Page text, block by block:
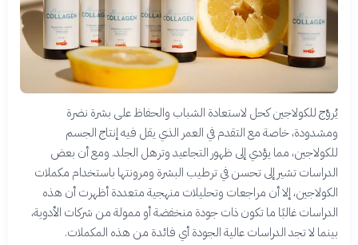
يُروّج للكولاجين كحل لاستعادة الشباب والحفاظ على بشرة نضرة
ومشدودة، خاصة مع التقدم في العمر الذي يقل فيه إنتاج الجسم
للكولاجين، مما يؤدي إلى ظهور التجاعيد وترهل الجلد. ومع أن بعض
الدراسات تشير إلى تحسن في ترطيب البشرة ومرونتها باستخدام مكملات
الكولاجين، إلا أن مراجعات وتحليلات منهجية متعددة أظهرت أن هذه
الدراسات غالبًا ما تكون ذات جودة منخفضة أو ممولة من شركات الأدوية،
بينما لا تجد الدراسات عالية الجودة أي فائدة من هذه المكملات.